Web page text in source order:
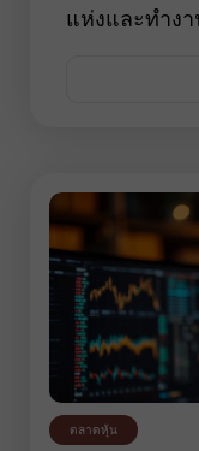
แห่งและทำง
ในระดับสาก
จุดสนใจหลัก
เงินตราต่างป
โภคภัณฑ์ คุณ
วิเคราะห์สถ
ช่วยให้เทรด
ที่สุดได้
ตลาดหุ้น